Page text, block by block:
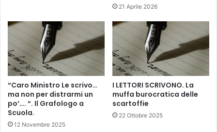
21 Aprile 2026
“Caro Ministro Le scrivo…
ma non per distrarmi un
po’…. “. Il Grafologo a
Scuola.
12 Novembre 2025
I LETTORI SCRIVONO. La
muffa burocratica delle
scartoffie
22 Ottobre 2025